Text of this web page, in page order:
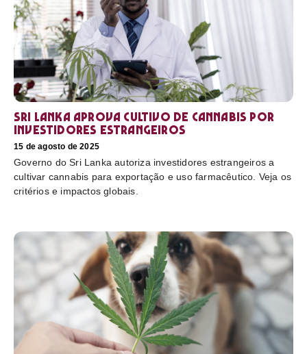
Sri Lanka aprova cultivo de cannabis por
investidores estrangeiros
15 de agosto de 2025
Governo do Sri Lanka autoriza investidores estrangeiros a
cultivar cannabis para exportação e uso farmacêutico. Veja os
critérios e impactos globais.